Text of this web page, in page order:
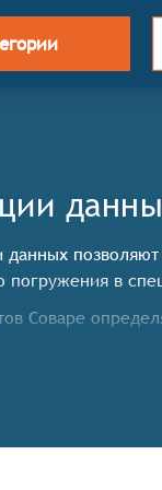
погружения в
Соваре
источника